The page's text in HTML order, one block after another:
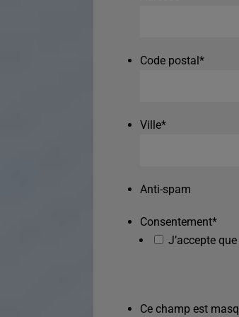
Code postal*
Ville*
Anti-spam
Consentement*
J’accepte
Ce champ est